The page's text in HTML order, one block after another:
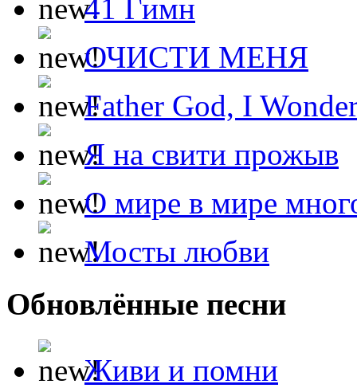
41 Гимн
ОЧИСТИ МЕНЯ
Father God, I
Я на свити прожыв
О мире в мире
Мосты любви
Обновлённые песни
Живи и помни